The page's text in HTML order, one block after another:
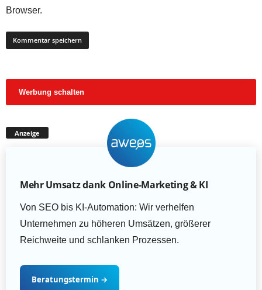
Browser.
Werbung schalten
Anzeige
Mehr Umsatz dank Online-Marketing & KI
Von SEO bis KI-Automation: Wir verhelfen
Unternehmen zu höheren Umsätzen, größerer
Reichweite und schlanken Prozessen.
Beratungstermin →